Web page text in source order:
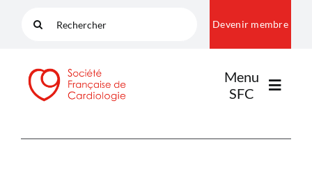
Rechercher: Devenir membre
Menu
SFC